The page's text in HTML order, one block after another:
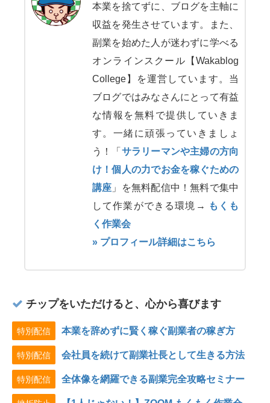
本業を捨てずに、ブログを主軸に
収益を発生させています。また、
副業を始めた人が迷わずに学べる
オンラインスクール【Wakablog
College】を運営しています。当
ブログではみなさんにとって有益
な情報を無料で提供していきま
す。一緒に頑張っていきましょ
う！「 サラリーマンや主婦の方向
け！個人の力でお金を稼ぐための
講座 」を無料配信中！無料で集中
して作業ができる環境→
もくも
く作業会
» プロフィール詳細はこちら
チップをいただけると、心から喜びます
特別配信 本業を辞めずに賢く稼ぐ副業者の稼ぎ方
特別配信 会社員を続けて副業社長として生きる方法
特別配信 全体像を網羅できる副業完全攻略セミナー